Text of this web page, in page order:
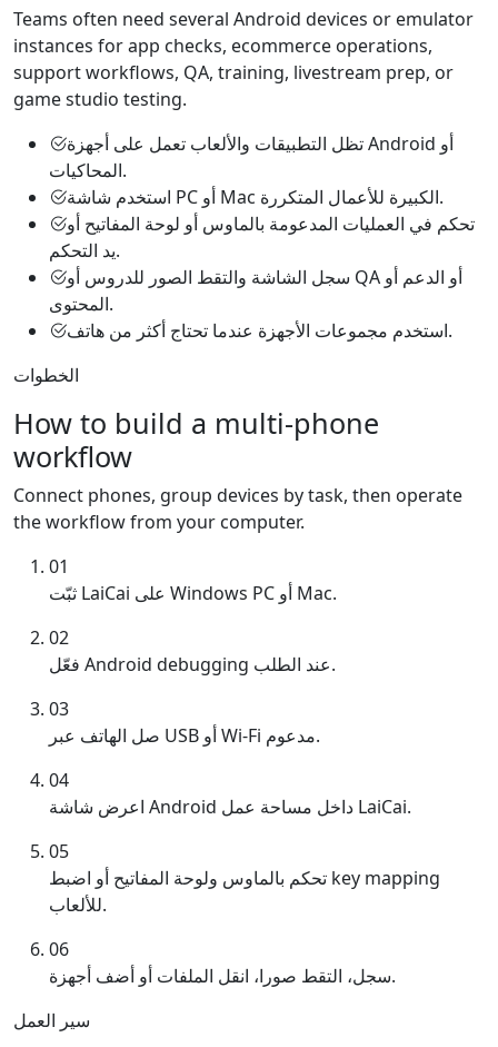
Teams often need several Android devices or emulator
instances for app checks, ecommerce operations,
support workflows, QA, training, livestream prep, or
game studio testing.
تظل التطبيقات والألعاب تعمل على أجهزة Android أو
المحاكيات.
استخدم شاشة PC أو Mac الكبيرة للأعمال المتكررة.
تحكم في العمليات المدعومة بالماوس أو لوحة المفاتيح أو
يد التحكم.
سجل الشاشة والتقط الصور للدروس أو QA أو الدعم أو
المحتوى.
استخدم مجموعات الأجهزة عندما تحتاج أكثر من هاتف.
الخطوات
How to build a multi-phone
workflow
Connect phones, group devices by task, then operate
the workflow from your computer.
01
ثبّت LaiCai على Windows PC أو Mac.
02
فعّل Android debugging عند الطلب.
03
صل الهاتف عبر USB أو Wi-Fi مدعوم.
04
اعرض شاشة Android داخل مساحة عمل LaiCai.
05
تحكم بالماوس ولوحة المفاتيح أو اضبط key mapping
للألعاب.
06
سجل، التقط صورا، انقل الملفات أو أضف أجهزة.
سير العمل